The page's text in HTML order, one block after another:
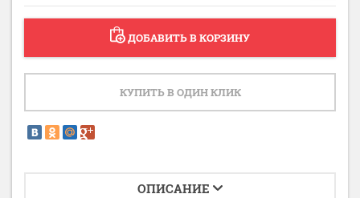
ДОБАВИТЬ В КОРЗИНУ
КУПИТЬ В ОДИН КЛИК
ОПИСАНИЕ